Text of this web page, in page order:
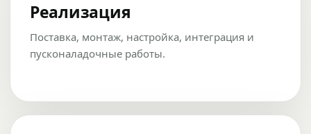
Реализация
Поставка, монтаж, настройка, интеграция и
пусконаладочные работы.